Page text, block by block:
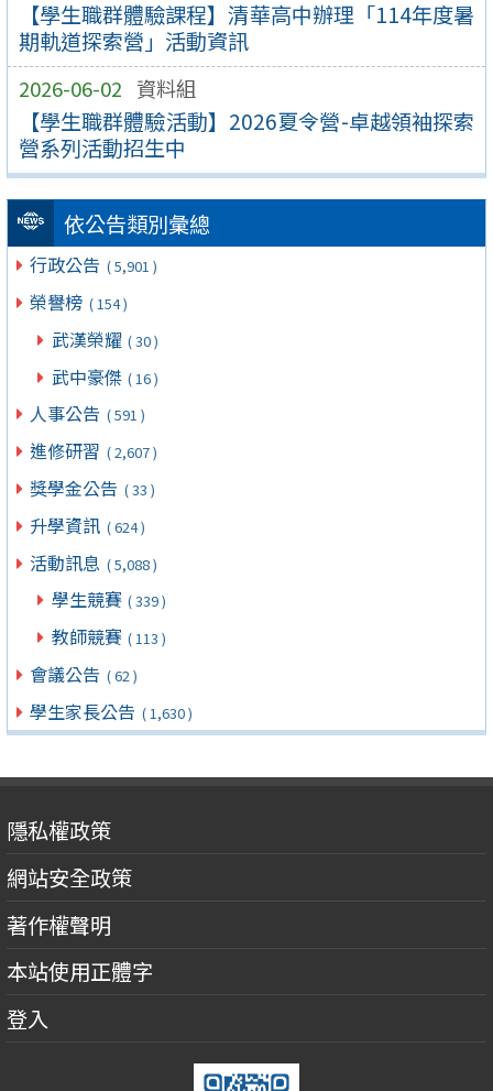
【學生職群體驗課程】清華高中辦理「114年度暑
期軌道探索營」活動資訊
2026-06-02 資料組
【學生職群體驗活動】2026夏令營-卓越領袖探索
營系列活動招生中
依公告類別彙總
行政公告 ( 5,901 )
榮譽榜 ( 154 )
武漢榮耀 ( 30 )
武中豪傑 ( 16 )
人事公告 ( 591 )
進修研習 ( 2,607 )
獎學金公告 ( 33 )
升學資訊 ( 624 )
活動訊息 ( 5,088 )
學生競賽 ( 339 )
教師競賽 ( 113 )
會議公告 ( 62 )
學生家長公告 ( 1,630 )
隱私權政策
網站安全政策
著作權聲明
本站使用正體字
登入